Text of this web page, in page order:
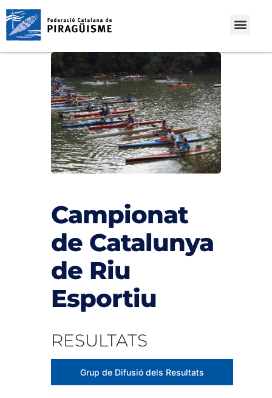
Campionat
de Catalunya
de Riu
Esportiu
RESULTATS
Grup de Difusió dels Resultats